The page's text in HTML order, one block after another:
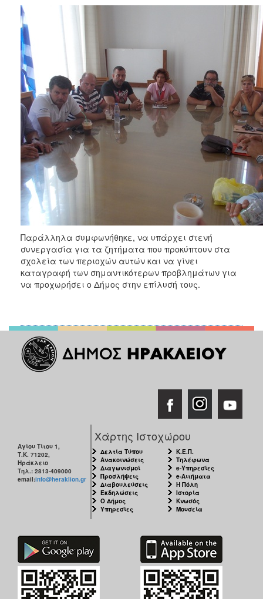
Παράλληλα συμφωνήθηκε, να υπάρχει στενή
συνεργασία για τα ζητήματα που προκύπτουν στα
σχολεία των περιοχών αυτών και να γίνει
καταγραφή των σημαντικότερων προβλημάτων για
να προχωρήσει ο Δήμος στην επίλυσή τους.
Αγίου Τίτου 1,
Τ.Κ. 71202,
Ηράκλειο
Τηλ.: 2813-409000
email:info@heraklion.gr
Χάρτης Ιστοχώρου
Δελτία Τύπου
Ανακοινώσεις
Διαγωνισμοί
Προσλήψεις
Διαβουλεύσεις
Εκδηλώσεις
Ο Δήμος
Υπηρεσίες
Κ.Ε.Π.
Τηλέφωνα
e-Υπηρεσίες
e-Αιτήματα
Η Πόλη
Ιστορία
Κνωσός
Μουσεία